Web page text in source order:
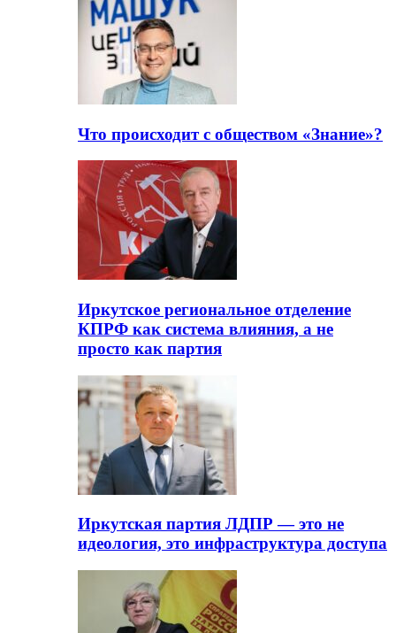
Что происходит с обществом «Знание»?
Иркутское региональное отделение
КПРФ как система влияния, а не
просто как партия
Иркутская партия ЛДПР — это не
идеология, это инфраструктура доступа